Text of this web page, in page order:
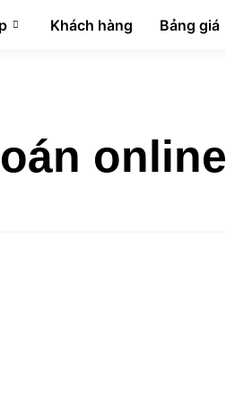
Khách hàng Bảng giá
online